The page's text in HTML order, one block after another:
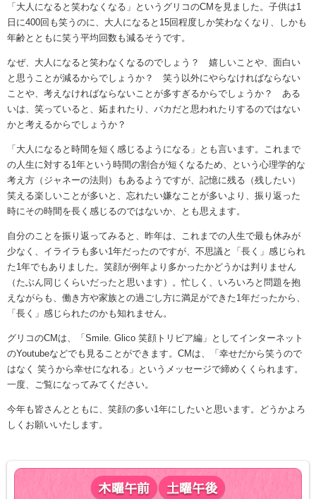
「大人になると笑わなくなる」というグリコのCMを見ました。子供は1
日に400回も笑うのに、大人になると15回程度しか笑わなくなり、しかも
年齢とともに笑う平均回数も減るそうです。
なぜ、大人になると笑わなくなるのでしょう？ 嬉しいことや、面白い
と思うことが減るからでしょうか？ 笑う以外にやらなければならない
ことや、考えなければならないことが多すぎるからでしょうか？ ある
いは、笑っていると、妬まれたり、バカだと思われたりするのではない
かと考えるからでしょうか？
「大人になると時間を短く感じるようになる」とも言います。これまで
の人生に対する1年という時間の割合が短くなるため、という心理学的な
考え方（ジャネーの法則）もあるようですが、記憶に残る（残したい）
笑える楽しいことが多いと、忘れたい嫌なことが多いより、振り返った
時にその時間を長く感じるのではないか、とも思えます。
自分のことを振り返ってみると、昨年は、これまでの人生で最も休みが
少なく、イライラも多い1年だったのですが、不思議と「長く」感じられ
た1年でもありました。笑顔が例年より多かったかどうかは判りません
（たぶん同じくらいだったと思います）。忙しく、いろいろと問題を抱
えながらも、働き方や家族との過ごし方に満足ができた1年だったから、
「長く」感じられたのかも知れません。
グリコのCMは、「Smile. Glico 笑顔トリビア編」としてインターネット
のYoutubeなどでも見ることができます。CMは、「幸せだから笑うので
はなく 笑うから幸せになれる」というメッセージで締めくくられます。
一度、ご覧になってみてください。
今年も皆さんとともに、笑顔の多い1年にしたいと思います。どうかよろ
しくお願いいたします。